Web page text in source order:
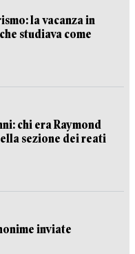
la vacanza in
studiava come
chi era Raymond
sezione dei reati
inviate